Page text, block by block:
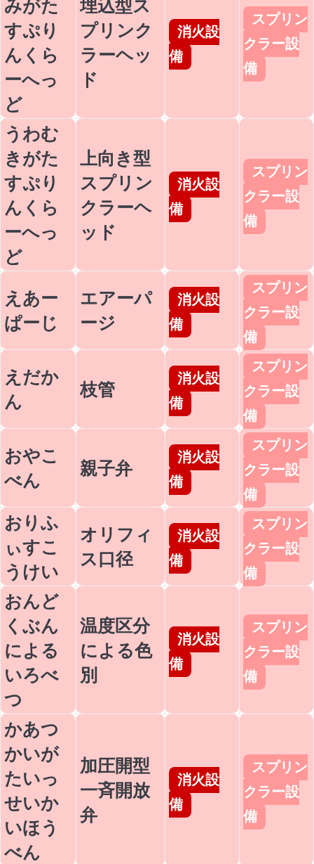
みがた
すぷり
んくら
ーへっ
ど
埋込型ス
プリンク
ラーヘッ
ド
消火設
備
スプリン
クラー設
備
うわむ
きがた
すぷり
んくら
ーへっ
ど
上向き型
スプリン
クラーヘ
ッド
消火設
備
スプリン
クラー設
備
えあー
ぱーじ
エアーパ
ージ
消火設
備
スプリン
クラー設
備
えだか
ん
枝管
消火設
備
スプリン
クラー設
備
おやこ
べん
親子弁
消火設
備
スプリン
クラー設
備
おりふ
ぃすこ
うけい
オリフィ
ス口径
消火設
備
スプリン
クラー設
備
おんど
くぶん
による
いろべ
つ
温度区分
による色
別
消火設
備
スプリン
クラー設
備
かあつ
かいが
たいっ
せいか
いほう
べん
加圧開型
一斉開放
弁
消火設
備
スプリン
クラー設
備